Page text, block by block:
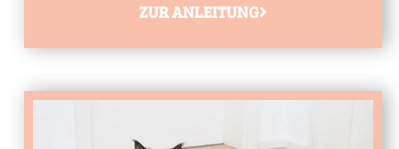
ZUR ANLEITUNG